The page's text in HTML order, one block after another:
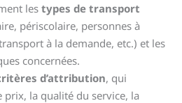
lestypes de transport
périscolaire, personnes à
à la demande, etc.) et les
concernées.
d’attribution, qui
prix, la qualité du service, la